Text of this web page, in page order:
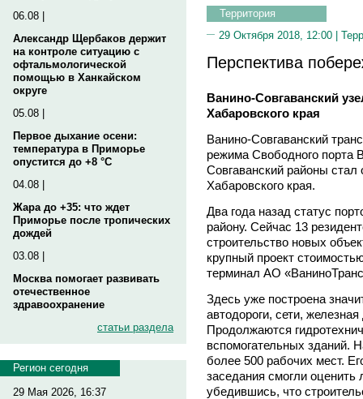
06.08 |
Александр Щербаков держит
на контроле ситуацию с
офтальмологической
помощью в Ханкайском
округе
05.08 |
Первое дыхание осени:
температура в Приморье
опустится до +8 °C
04.08 |
Жара до +35: что ждет
Приморье после тропических
дождей
03.08 |
Москва помогает развивать
отечественное
здравоохранение
статьи раздела
Регион сегодня
29 Мая 2026, 16:37
Территория
29 Октября 2018, 12:00 |
Перспектива
Ванино-Совгаванский
Хабаровского края
Ванино-Совгаванский
режима Свободного порта
Совгаванский районы стал
Хабаровского края.
Два года назад статус
району. Сейчас 13
строительство новых
крупный проект
терминал АО
Здесь уже построена
автодороги, сети,
Продолжаются
вспомогательных зданий.
более 500 рабочих мест.
заседания смогли оценить
убедившись, что